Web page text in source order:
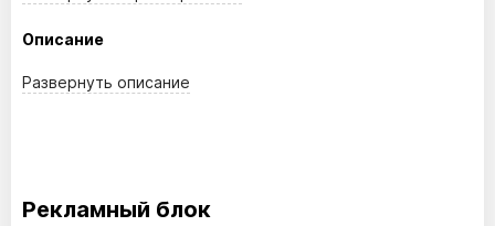
Описание
Развернуть описание
Рекламный блок